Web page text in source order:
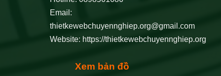
Email:
thietkewebchuyennghiep.org@gmail.com
Website: https://thietkewebchuyennghiep.org
Xem bản đồ